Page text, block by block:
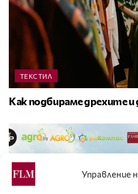
Управление
ТЕКСТИЛ
Как подбираме дрехите